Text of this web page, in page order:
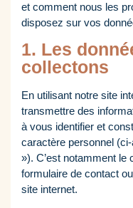
et comment nous les
disposez sur vos
1. Les
collectons
En utilisant notre site
transmettre des
à vous identifier et
caractère personnel
»). C’est notamment
formulaire de contact
site internet.